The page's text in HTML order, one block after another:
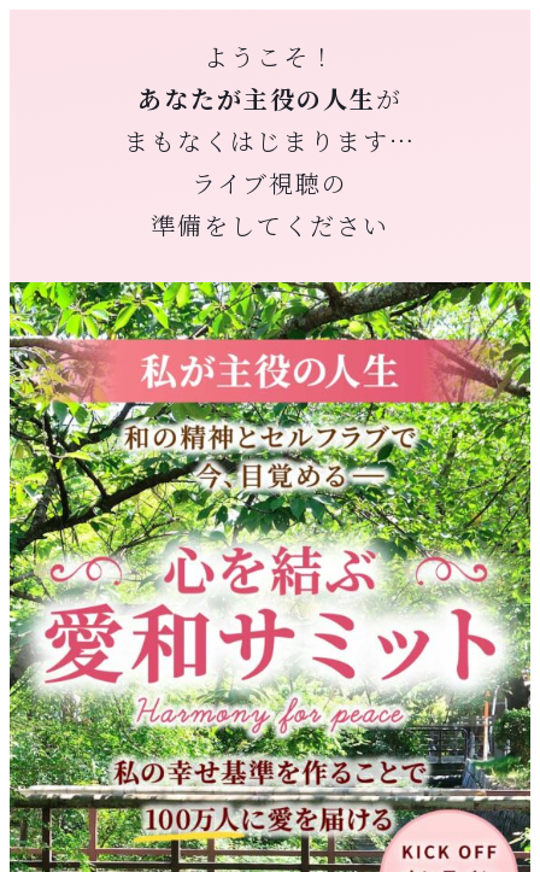
ようこそ！
あなたが主役の人生が
まもなくはじまります…
ライブ視聴の
準備をしてください